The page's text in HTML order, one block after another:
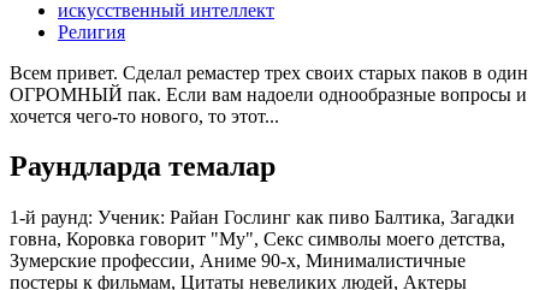
искусственный интеллект
Религия
Всем привет. Сделал ремастер трех своих старых паков в один
ОГРОМНЫЙ пак. Если вам надоели однообразные вопросы и
хочется чего-то нового, то этот...
Раундларда темалар
1-й раунд: Ученик: Райан Гослинг как пиво Балтика, Загадки
говна, Коровка говорит "Му", Секс символы моего детства,
Зумерские профессии, Аниме 90-х, Минималистичные
постеры к фильмам, Цитаты невеликих людей, Актеры